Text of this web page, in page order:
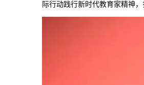
际行动践行新时代教育家精神